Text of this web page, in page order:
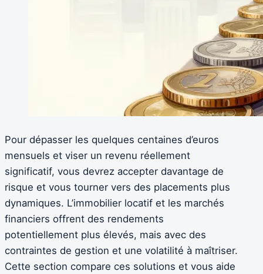
Pour dépasser les quelques centaines d’euros
mensuels et viser un revenu réellement
significatif, vous devrez accepter davantage de
risque et vous tourner vers des placements plus
dynamiques. L’immobilier locatif et les marchés
financiers offrent des rendements
potentiellement plus élevés, mais avec des
contraintes de gestion et une volatilité à maîtriser.
Cette section compare ces solutions et vous aide